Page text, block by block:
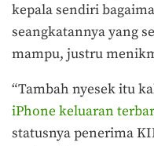
kepala sendiri
seangkatannya yang
mampu, justru
“Tambah nyesek itu
iPhone keluaran
statusnya penerima